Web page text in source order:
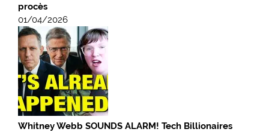
procès
01/04/2026
Whitney Webb SOUNDS ALARM! Tech Billionaires